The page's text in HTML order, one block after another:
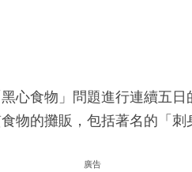
心食物」問題進行連續五
物的攤販，包括著名的「刺
廣告